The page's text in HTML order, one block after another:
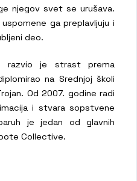
njegov svet se urušava.
ga preplavljuju i
deo.
razvio je strast prema
na Srednjoj školi
Od 2007. godine radi
i stvara sopstvene
je jedan od glavnih
Collective.